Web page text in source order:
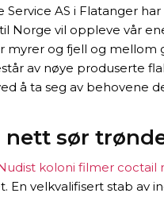
Service AS i Flatanger
Norge vil oppleve vår
myrer og fjell og
av nøye produserte
å ta seg av behovene
sør
koloni filmer coctail
En velkvalifisert stab av